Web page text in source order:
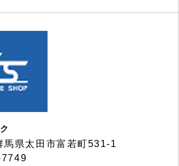
県太田市富若町531-1